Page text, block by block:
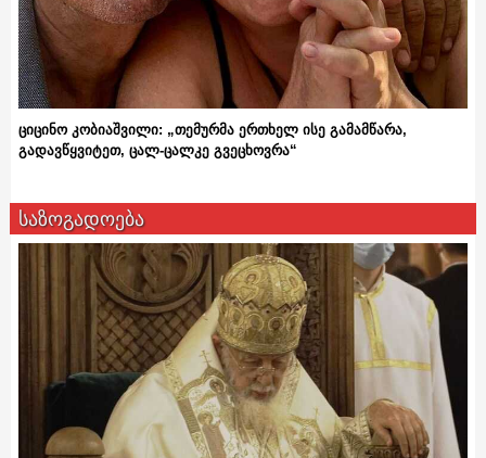
ციცინო კობიაშვილი: „თემურმა ერთხელ ისე გამამწარა,
გადავწყვიტეთ, ცალ-ცალკე გვეცხოვრა“
საზოგადოება